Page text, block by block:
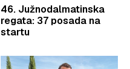
46. Južnodalmatinska
regata: 37 posada na
startu